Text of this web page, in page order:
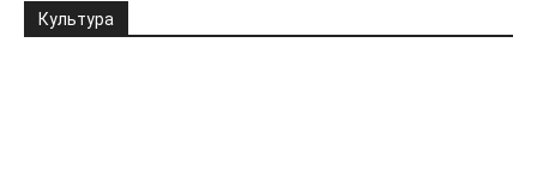
Культура